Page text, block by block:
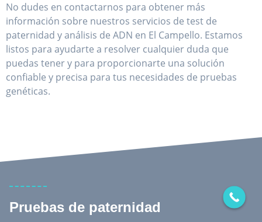
No dudes en contactarnos para obtener más
información sobre nuestros servicios de test de
paternidad y análisis de ADN en El Campello. Estamos
listos para ayudarte a resolver cualquier duda que
puedas tener y para proporcionarte una solución
confiable y precisa para tus necesidades de pruebas
genéticas.
Pruebas de paternidad